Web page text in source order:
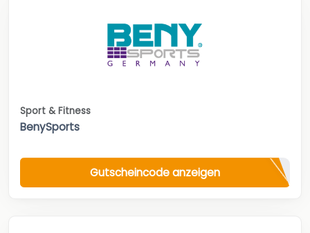
Sport & Fitness
BenySports
Gutscheincode anzeigen